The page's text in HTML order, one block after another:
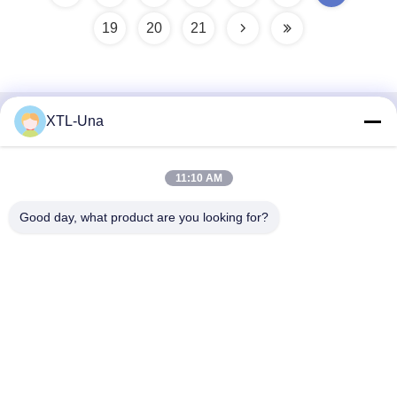
19 20 21
Snel contact
Industrieoosten, Xindu, Chengdu-stad, de provincie van
XTL-Una
11:10 AM
Good day, what product are you looking for?